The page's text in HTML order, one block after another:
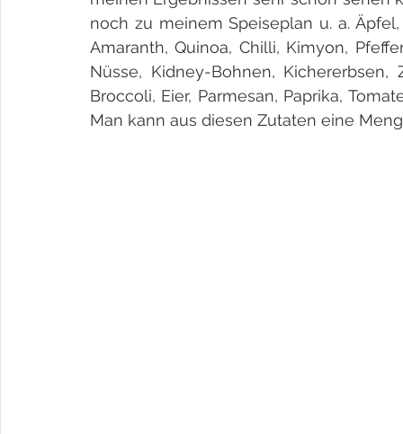
noch zu meinem Speiseplan u. a.
Amaranth, Quinoa, Chilli, Kimyon,
Nüsse, Kidney-Bohnen,
Broccoli, Eier, Parmesan, Paprika,
Man kann aus diesen Zutaten eine